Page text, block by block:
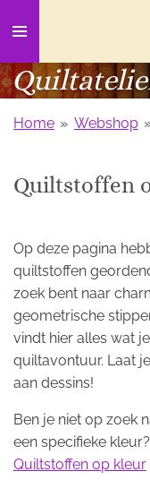
direct
naar
de
Home » Webshop
Quiltstoffen
Op deze pagina
quiltstoffen
zoek bent naar
geometrische
vindt hier alles wat
quiltavontuur. Laat
aan dessins!
Ben je niet op zoek
een specifieke
Quiltstoffen op kleur